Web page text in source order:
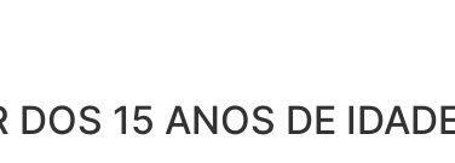
DOS 15 ANOS DE